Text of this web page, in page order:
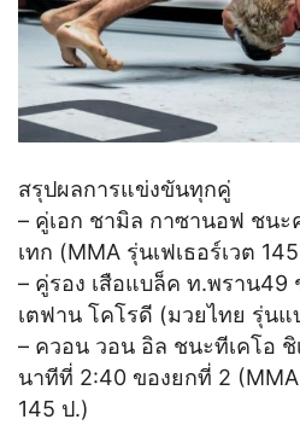
สรุปผลการแข่งขันทุกคู่
– คู่เอก ชามิล กาซานอฟ ชน
เทก (MMA รุ่นเฟเธอร์เวต
– คู่รอง เสือแบล็ค ท.พราน
เตฟาน โคโรดี (มวยไทย รุ่นแ
– ควอน วอน อิล ชนะทีเคโอ ชิ
นาทีที่ 2:40 ของยกที่ 2
145 ป.)